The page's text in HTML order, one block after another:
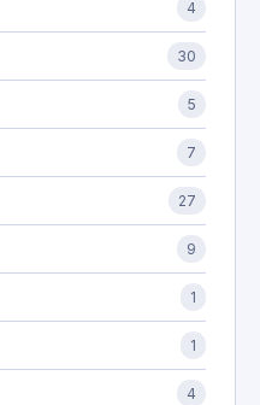
4
30
5
7
27
9
1
1
4